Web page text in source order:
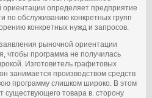
определяет предприятие
по обслуживанию конкретных групп
конкретных нужд и запросов.
рыночной ориентации
чтобы программа не получилась
Изготовитель графитовых
занимается производством средств
программу слишком широко. В этом
существующего товара в. сторону